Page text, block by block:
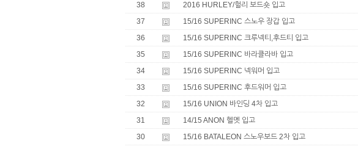
38
2016 HURLEY/헐리 보드숏 입고
37
15/16 SUPERINC 스노우 장갑 입고
36
15/16 SUPERINC 크루넥티,후드티 입고
35
15/16 SUPERINC 바라클라바 입고
34
15/16 SUPERINC 넥워머 입고
33
15/16 SUPERINC 후드워머 입고
32
15/16 UNION 바인딩 4차 입고
31
14/15 ANON 헬멧 입고
30
15/16 BATALEON 스노우보드 2차 입고